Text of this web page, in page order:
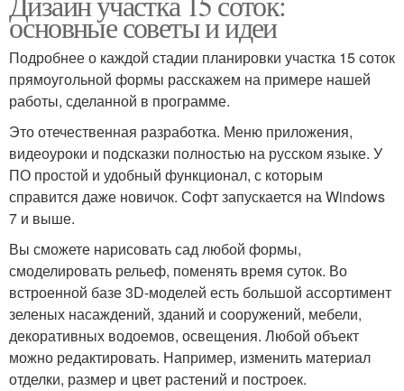
основные советы и идеи
Подробнее о каждой стадии планировки участка 15 соток
прямоугольной формы расскажем на примере нашей
работы, сделанной в программе.
Это отечественная разработка. Меню приложения,
видеоуроки и подсказки полностью на русском языке. У
ПО простой и удобный функционал, с которым
справится даже новичок. Софт запускается на Windows
7 и выше.
Вы сможете нарисовать сад любой формы,
смоделировать рельеф, поменять время суток. Во
встроенной базе 3D-моделей есть большой ассортимент
зеленых насаждений, зданий и сооружений, мебели,
декоративных водоемов, освещения. Любой объект
можно редактировать. Например, изменить материал
отделки, размер и цвет растений и построек.